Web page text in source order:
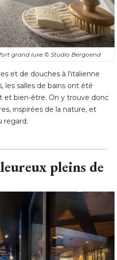
grand luxe © Studio Bergoend
et de douches à l'italienne
les salles de bains ont été
et bien-être. On y trouve donc
inspirées de la nature, et
regard.
pleins de